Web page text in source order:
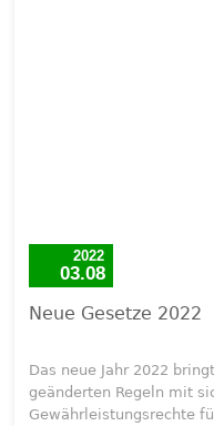
2022
03.08
Neue Gesetze 2022
Das neue Jahr 2022
geänderten Regeln mit
Gewährleistungsrechte